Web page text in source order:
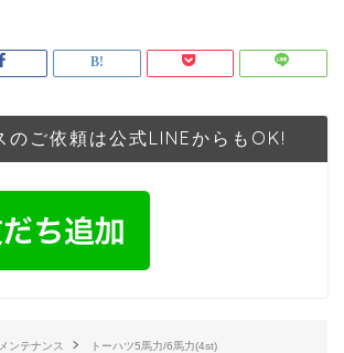
のご依頼は公式LINEからもOK!
ンテナンス
トーハツ5馬力/6馬力(4st)